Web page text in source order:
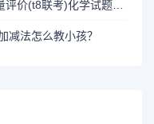
减法怎么教小孩？